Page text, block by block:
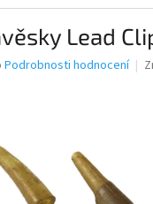
Lead
Podrobnosti hodnocení